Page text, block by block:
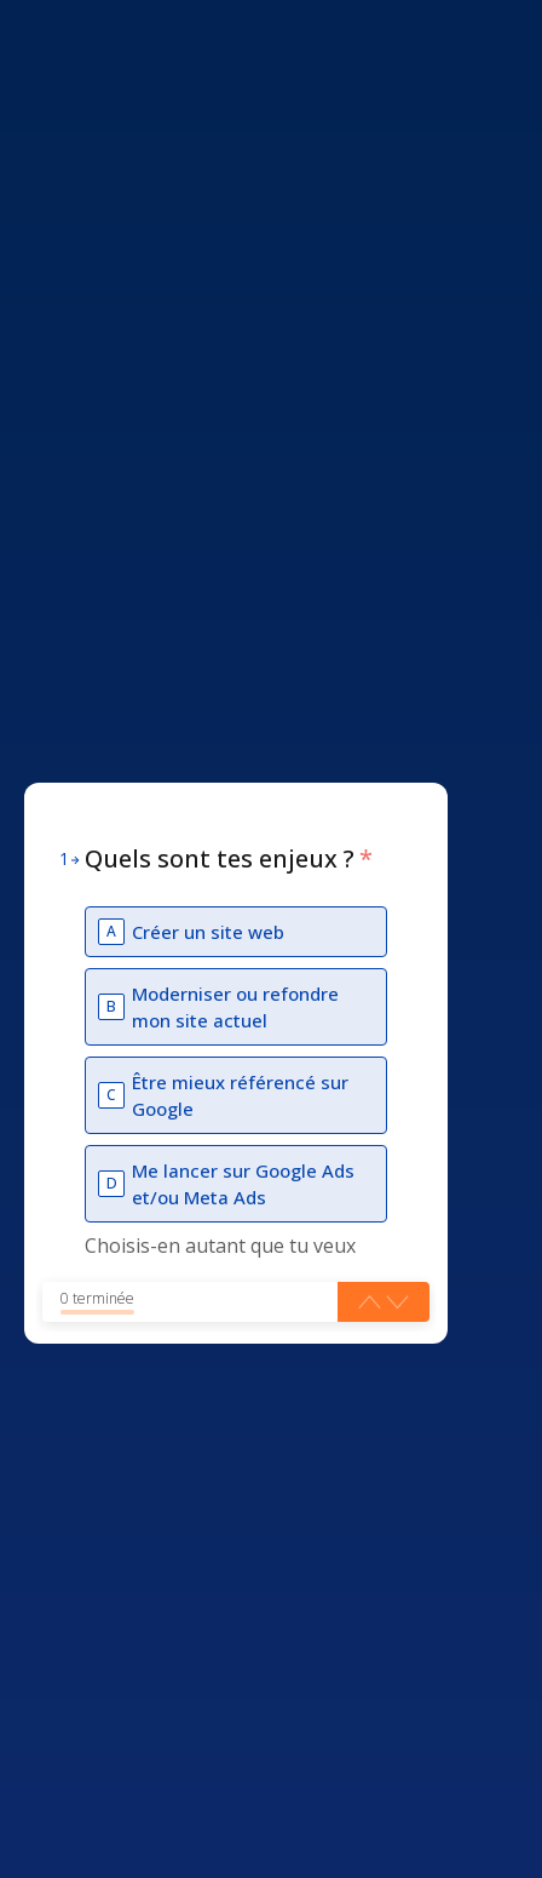
1 Quels sont tes enjeux ? *
A Créer un site web
B
Moderniser ou refondre
mon site actuel
C
Être mieux référencé sur
Google
D
Me lancer sur Google Ads
et/ou Meta Ads
Choisis-en autant que tu veux
0 terminée